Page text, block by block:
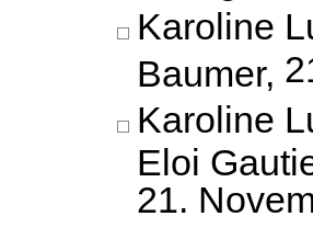
Karoline
Baumer,
Karoline
Eloi
21.